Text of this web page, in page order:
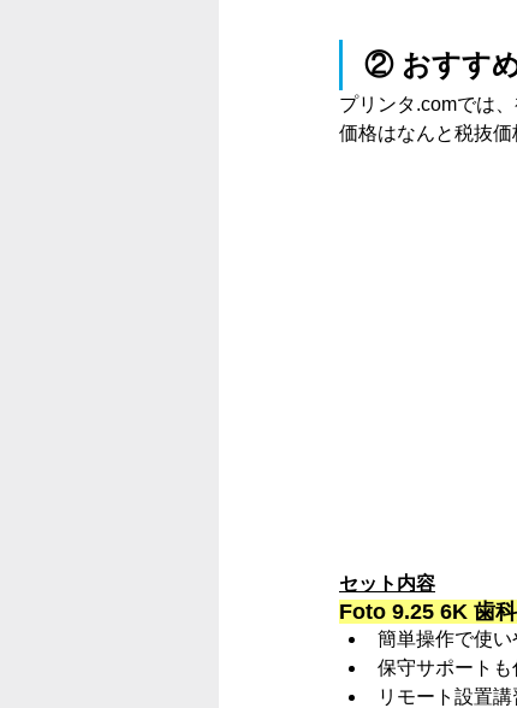
② おすす
プリンタ.comでは
価格はなんと税抜価
セット内容
Foto 9.25 6K 歯
簡単操作で使い
保守サポートも
リモート設置